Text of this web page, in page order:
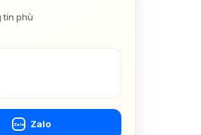
tin phù
Zalo Zalo